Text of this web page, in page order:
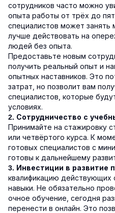
сотрудников часто можно
опыта работы от трёх до
специалистов может занять
лучше действовать на
людей без опыта.
Предоставьте новым
получить реальный опыт и
опытных наставников. Это
затрат, но позволит вам
специалистов, которые
условиях.
2. Сотрудничество с
Принимайте на стажировку
или четвёртого курса. К
готовых специалистов с
готовы к дальнейшему
3. Инвестиции в развитие
квалификацию действующих
навыки. Не обязательно
очное обучение, сегодня
перенести в онлайн. Это